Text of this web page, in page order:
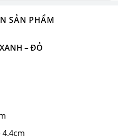
SẢN PHẨM
XANH – ĐỎ